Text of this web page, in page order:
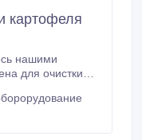
картофеля
для очистки
к
Длина: 1500 -